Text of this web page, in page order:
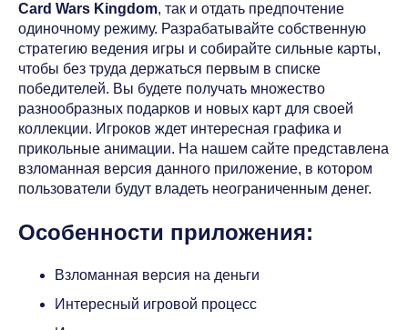
Card Wars Kingdom, так и отдать предпочтение
одиночному режиму. Разрабатывайте собственную
стратегию ведения игры и собирайте сильные карты,
чтобы без труда держаться первым в списке
победителей. Вы будете получать множество
разнообразных подарков и новых карт для своей
коллекции. Игроков ждет интересная графика и
прикольные анимации. На нашем сайте представлена
взломанная версия данного приложение, в котором
пользователи будут владеть неограниченным денег.
Особенности приложения:
Взломанная версия на деньги
Интересный игровой процесс